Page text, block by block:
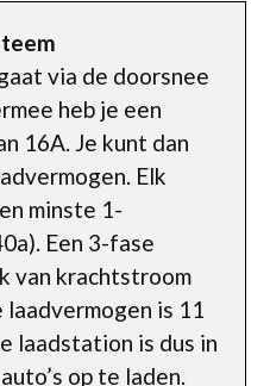
via de doorsnee
heb je een
16A. Je kunt dan
Elk
minste 1-
Een 3-fase
van krachtstroom
is 11
laadstation is dus in
op te laden.